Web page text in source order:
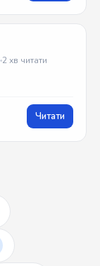
2 хв читати
Читати